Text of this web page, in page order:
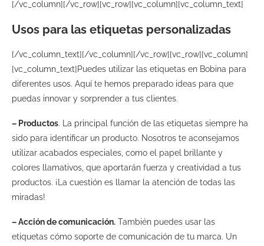
[/vc_column][/vc_row][vc_row][vc_column][vc_column_text]
Usos para las etiquetas personalizadas
[/vc_column_text][/vc_column][/vc_row][vc_row][vc_column]
[vc_column_text]Puedes utilizar las etiquetas en Bobina para
diferentes usos. Aquí te hemos preparado ideas para que
puedas innovar y sorprender a tus clientes.
– Productos. La principal función de las etiquetas siempre ha
sido para identificar un producto. Nosotros te aconsejamos
utilizar acabados especiales, como el papel brillante y
colores llamativos, que aportarán fuerza y creatividad a tus
productos. ¡La cuestión es llamar la atención de todas las
miradas!
– Acción de comunicación. También puedes usar las
etiquetas cómo soporte de comunicación de tu marca. Un